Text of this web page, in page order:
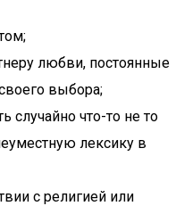
любви, постоянные
выбора;
случайно что-то не то
лексику в
с религией или